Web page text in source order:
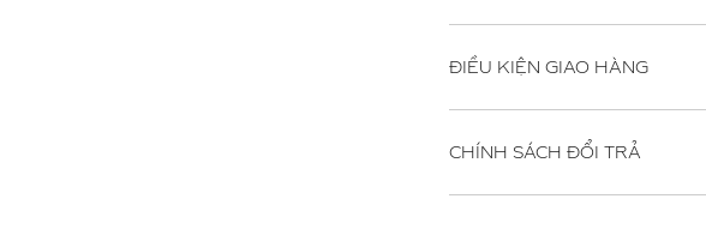
ĐIỀU KIỆN GIAO HÀNG
CHÍNH SÁCH ĐỔI TRẢ